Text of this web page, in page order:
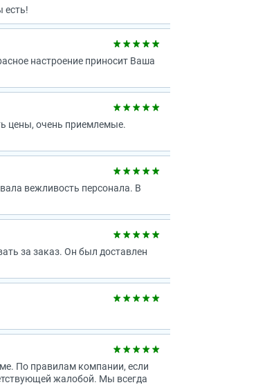
есть!
настроение приносит Ваша
цены, очень приемлемые.
вежливость персонала. В
за заказ. Он был доставлен
По правилам компании, если
жалобой. Мы всегда